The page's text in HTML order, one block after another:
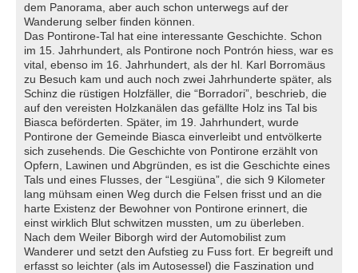
dem Panorama, aber auch schon unterwegs auf der
Wanderung selber finden können.
Das Pontirone-Tal hat eine interessante Geschichte. Schon
im 15. Jahrhundert, als Pontirone noch Pontrón hiess, war es
vital, ebenso im 16. Jahrhundert, als der hl. Karl Borromäus
zu Besuch kam und auch noch zwei Jahrhunderte später, als
Schinz die rüstigen Holzfäller, die “Borradori”, beschrieb, die
auf den vereisten Holzkanälen das gefällte Holz ins Tal bis
Biasca beförderten. Später, im 19. Jahrhundert, wurde
Pontirone der Gemeinde Biasca einverleibt und entvölkerte
sich zusehends. Die Geschichte von Pontirone erzählt von
Opfern, Lawinen und Abgründen, es ist die Geschichte eines
Tals und eines Flusses, der “Lesgiüna”, die sich 9 Kilometer
lang mühsam einen Weg durch die Felsen frisst und an die
harte Existenz der Bewohner von Pontirone erinnert, die
einst wirklich Blut schwitzen mussten, um zu überleben.
Nach dem Weiler Biborgh wird der Automobilist zum
Wanderer und setzt den Aufstieg zu Fuss fort. Er begreift und
erfasst so leichter (als im Autosessel) die Faszination und